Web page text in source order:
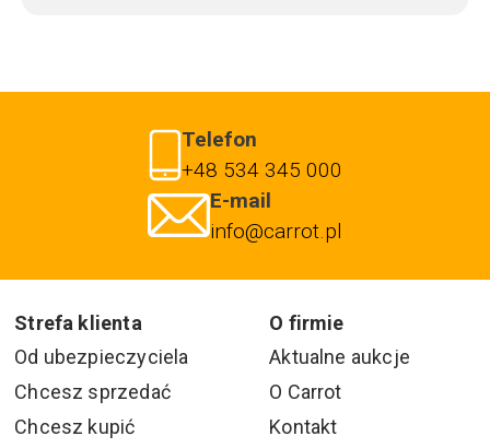
Telefon
+48 534 345 000
E-mail
info@carrot.pl
Strefa klienta
O firmie
Od ubezpieczyciela
Chcesz sprzedać
Chcesz kupić
Aktualne aukcje
O Carrot
Kontakt